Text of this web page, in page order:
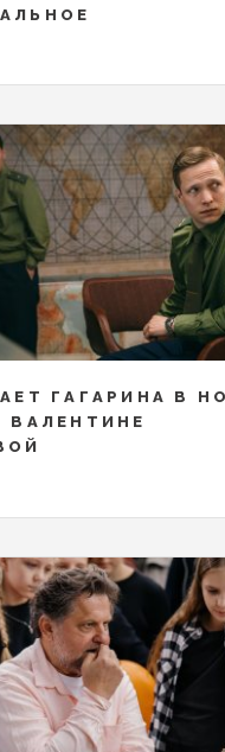
ГАГАРИНА В
ВАЛЕНТИНЕ